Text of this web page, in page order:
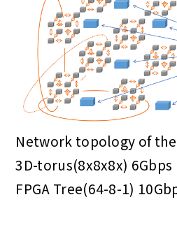
Network topology of
3D-torus(8x8x8x) 6Gbps
FPGA Tree(64-8-1)